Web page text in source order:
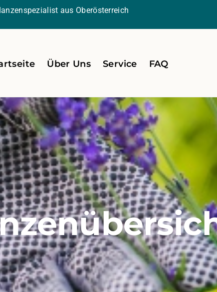
aus Oberösterreich
Über Uns Service FAQ